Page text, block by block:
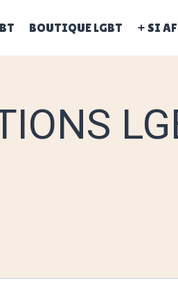
BOUTIQUE LGBT + SI